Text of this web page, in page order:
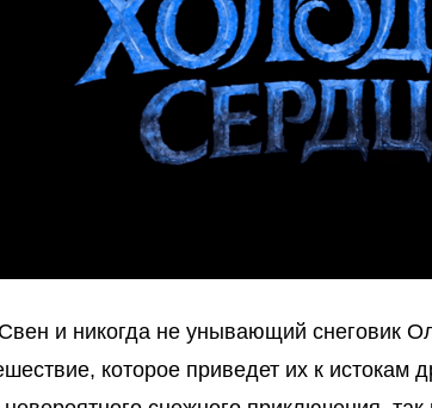
и никогда не унывающий снеговик
которое приведет их к